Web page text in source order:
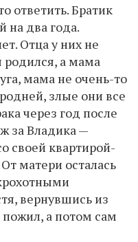
ответить. Братик
на два года.
Отца у них не
родился, а мама
мама не очень-то
злые они все
через год после
за Владика —
своей квартирой-
матери осталась
вернувшись из
а потом сам